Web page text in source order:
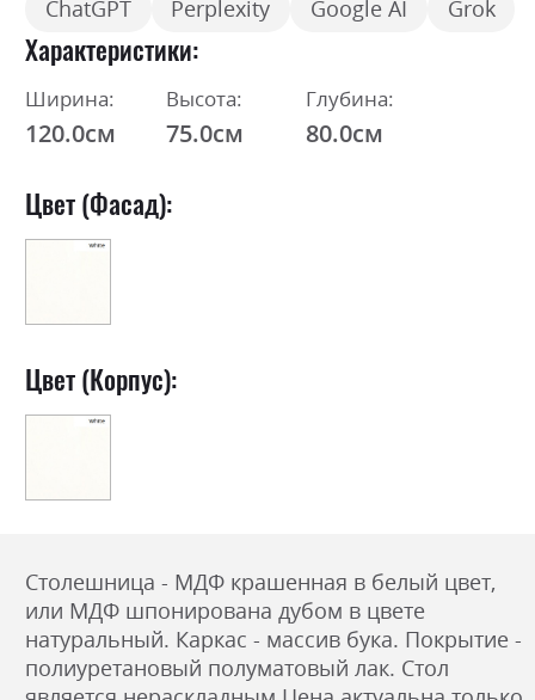
ChatGPT Perplexity Google AI Grok
Характеристики
Ширина:
120.0см
Высота:
75.0см
Глубина:
80.0см
Цвет (Фасад):
Цвет (Корпус):
Столешница - МДФ крашенная в белый цвет,
или МДФ шпонирована дубом в цвете
натуральный. Каркас - массив бука. Покрытие -
полиуретановый полуматовый лак. Стол